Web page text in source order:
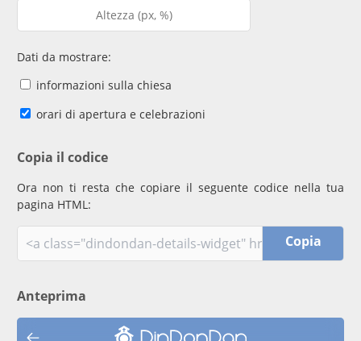
Dati da mostrare:
informazioni sulla chiesa
orari di apertura e celebrazioni
Copia il codice
Ora non ti resta che copiare il seguente codice nella tua
pagina HTML:
Copia
Anteprima